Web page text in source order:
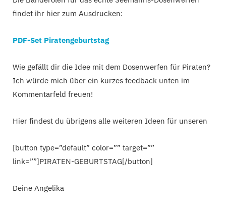
findet ihr hier zum Ausdrucken:
PDF-Set Piratengeburtstag
Wie gefällt dir die Idee mit dem Dosenwerfen für Piraten?
Ich würde mich über ein kurzes feedback unten im
Kommentarfeld freuen!
Hier findest du übrigens alle weiteren Ideen für unseren
[button type=”default” color=”” target=””
link=””]PIRATEN-GEBURTSTAG[/button]
Deine Angelika